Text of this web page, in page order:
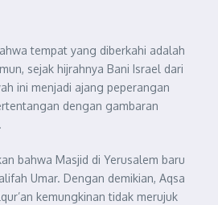
tempat yang diberkahi adalah
sejak hijrahnya Bani Israel dari
ini menjadi ajang peperangan
dengan gambaran
bahwa Masjid di Yerusalem baru
Umar. Dengan demikian, Aqsa
kemungkinan tidak merujuk